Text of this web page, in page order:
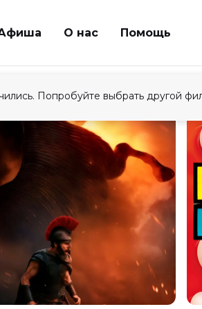
О нас Помощь
Попробуйте выбрать другой